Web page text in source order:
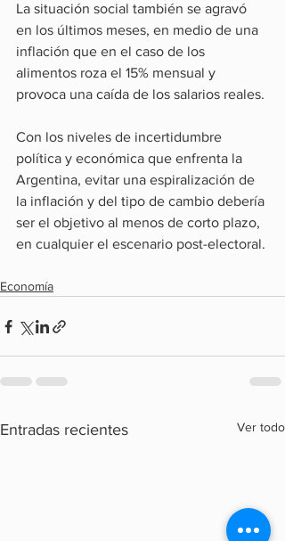
La situación social también se agravó
en los últimos meses, en medio de una
inflación que en el caso de los
alimentos roza el 15% mensual y
provoca una caída de los salarios reales.
Con los niveles de incertidumbre
política y económica que enfrenta la
Argentina, evitar una espiralización de
la inflación y del tipo de cambio debería
ser el objetivo al menos de corto plazo,
en cualquier el escenario post-electoral.
Economía
Entradas recientes Ver todo